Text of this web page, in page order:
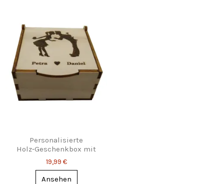
Personalisierte
Holz‑Geschenkbox mit
Gravur – 2 Größen, deine
zwei Namen
19,99 €
Ansehen